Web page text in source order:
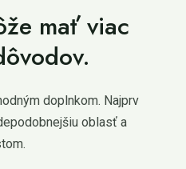
mať viac
doplnkom. Najprv
oblasť a